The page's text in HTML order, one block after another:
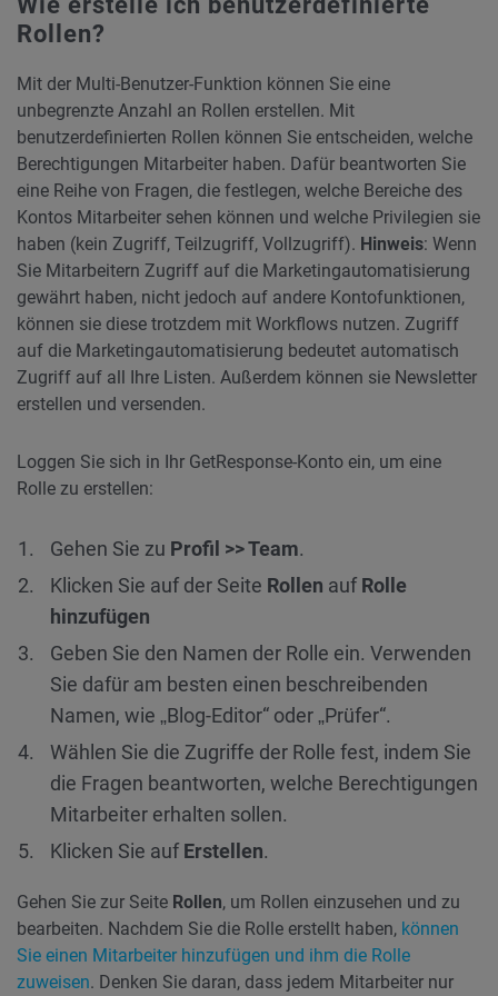
Rollen?
Mit der Multi-Benutzer-Funktion können Sie eine
unbegrenzte Anzahl an Rollen erstellen. Mit
benutzerdefinierten Rollen können Sie entscheiden, welche
Berechtigungen Mitarbeiter haben. Dafür beantworten Sie
eine Reihe von Fragen, die festlegen, welche Bereiche des
Kontos Mitarbeiter sehen können und welche Privilegien sie
haben (kein Zugriff, Teilzugriff, Vollzugriff). Hinweis: Wenn
Sie Mitarbeitern Zugriff auf die Marketingautomatisierung
gewährt haben, nicht jedoch auf andere Kontofunktionen,
können sie diese trotzdem mit Workflows nutzen. Zugriff
auf die Marketingautomatisierung bedeutet automatisch
Zugriff auf all Ihre Listen. Außerdem können sie Newsletter
erstellen und versenden.
Loggen Sie sich in Ihr GetResponse-Konto ein, um eine
Rolle zu erstellen:
Gehen Sie zu Profil >> Team.
Klicken Sie auf der Seite Rollen auf Rolle
hinzufügen
Geben Sie den Namen der Rolle ein. Verwenden
Sie dafür am besten einen beschreibenden
Namen, wie „Blog-Editor“ oder „Prüfer“.
Wählen Sie die Zugriffe der Rolle fest, indem Sie
die Fragen beantworten, welche Berechtigungen
Mitarbeiter erhalten sollen.
Klicken Sie auf Erstellen.
Gehen Sie zur Seite Rollen, um Rollen einzusehen und zu
bearbeiten. Nachdem Sie die Rolle erstellt haben, können
Sie einen Mitarbeiter hinzufügen und ihm die Rolle
zuweisen. Denken Sie daran, dass jedem Mitarbeiter nur